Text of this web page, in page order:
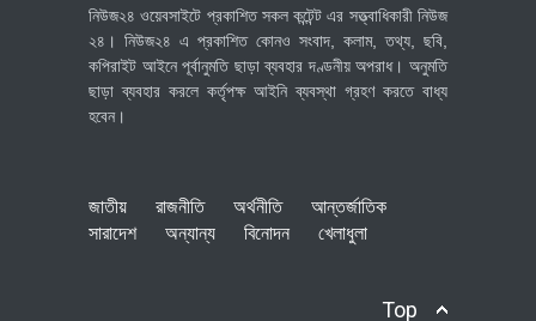
নিউজ২৪ ওয়েবসাইটে প্রকাশিত সকল কন্টেন্ট এর সত্ত্বাধিকারী নিউজ
২৪। নিউজ২৪ এ প্রকাশিত কোনও সংবাদ, কলাম, তথ্য, ছবি,
কপিরাইট আইনে পূর্বানুমতি ছাড়া ব্যবহার দণ্ডনীয় অপরাধ। অনুমতি
ছাড়া ব্যবহার করলে কর্তৃপক্ষ আইনি ব্যবস্থা গ্রহণ করতে বাধ্য
হবেন।
জাতীয় রাজনীতি অর্থনীতি
আন্তর্জাতিক
সারাদেশ
অন্যান্য বিনোদন খেলাধুলা
Top